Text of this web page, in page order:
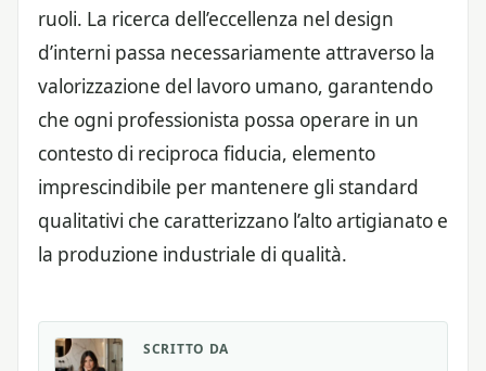
ruoli. La ricerca dell’eccellenza nel design
d’interni passa necessariamente attraverso la
valorizzazione del lavoro umano, garantendo
che ogni professionista possa operare in un
contesto di reciproca fiducia, elemento
imprescindibile per mantenere gli standard
qualitativi che caratterizzano l’alto artigianato e
la produzione industriale di qualità.
SCRITTO DA